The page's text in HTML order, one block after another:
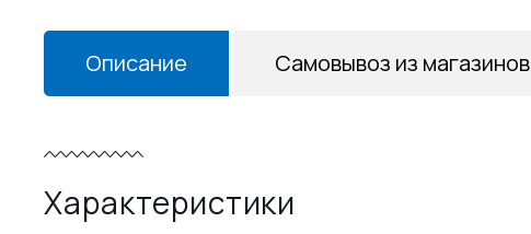
Описание
Характеристики
Самовывоз из магазинов